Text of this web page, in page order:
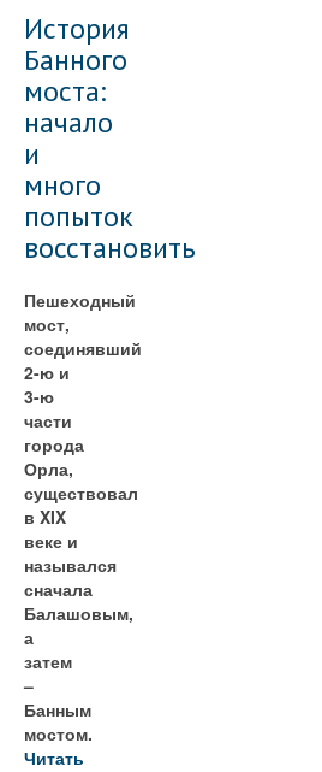
История
Банного
моста:
начало
и
много
попыток
восстановить
Пешеходный
мост,
соединявший
2-ю и
3-ю
части
города
Орла,
существовал
в XIX
веке и
назывался
сначала
Балашовым,
а
затем
–
Банным
мостом.
Читать